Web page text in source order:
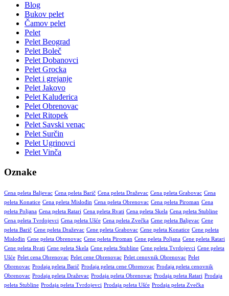
Blog
Bukov pelet
Čamov pelet
Pelet
Pelet Beograd
Pelet Boleč
Pelet Dobanovci
Pelet Grocka
Pelet i grejanje
Pelet Jakovo
Pelet Kaluđerica
Pelet Obrenovac
Pelet Ritopek
Pelet Savski venac
Pelet Surčin
Pelet Ugrinovci
Pelet Vinča
Oznake
Cena peleta Baljevac Cena peleta Barič Cena peleta Draževac Cena peleta Grabovac Cena
peleta Konatice Cena peleta Mislođin Cena peleta Obrenovac Cena peleta Piroman Cena
peleta Poljana Cena peleta Ratari Cena peleta Rvati Cena peleta Skela Cena peleta Stubline
Cena peleta Tvrdojevci Cena peleta Ušće Cena peleta Zvečka Cene peleta Baljevac Cene
peleta Barič Cene peleta Draževac Cene peleta Grabovac Cene peleta Konatice Cene peleta
Mislođin Cene peleta Obrenovac Cene peleta Piroman Cene peleta Poljana Cene peleta Ratari
Cene peleta Rvati Cene peleta Skela Cene peleta Stubline Cene peleta Tvrdojevci Cene peleta
Ušće Pelet cena Obrenovac Pelet cene Obrenovac Pelet cenovnik Obrenovac Pelet
Obrenovac Prodaja peleta Barič Prodaja peleta cene Obrenovac Prodaja peleta cenovnik
Obrenovac Prodaja peleta Draževac Prodaja peleta Obrenovac Prodaja peleta Ratari Prodaja
peleta Stubline Prodaja peleta Tvrdojevci Prodaja peleta Ušće Prodaja peleta Zvečka